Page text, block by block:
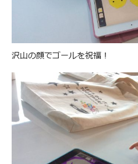
沢山の顔でゴールを祝福！